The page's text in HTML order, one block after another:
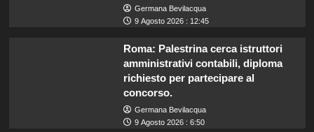
Germana Bevilacqua
9 Agosto 2026 : 12:45
Roma: Palestrina cerca istruttori
amministrativi contabili, diploma
richiesto per partecipare al
concorso.
Germana Bevilacqua
9 Agosto 2026 : 6:50